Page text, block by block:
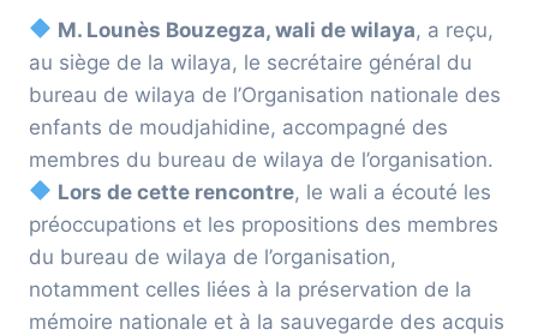
M. Lounès Bouzegza, wali de wilaya, a reçu,
au siège de la wilaya, le secrétaire général du
bureau de wilaya de l’Organisation nationale des
enfants de moudjahidine, accompagné des
membres du bureau de wilaya de l’organisation.
Lors de cette rencontre, le wali a écouté les
préoccupations et les propositions des membres
du bureau de wilaya de l’organisation,
notamment celles liées à la préservation de la
mémoire nationale et à la sauvegarde des acquis